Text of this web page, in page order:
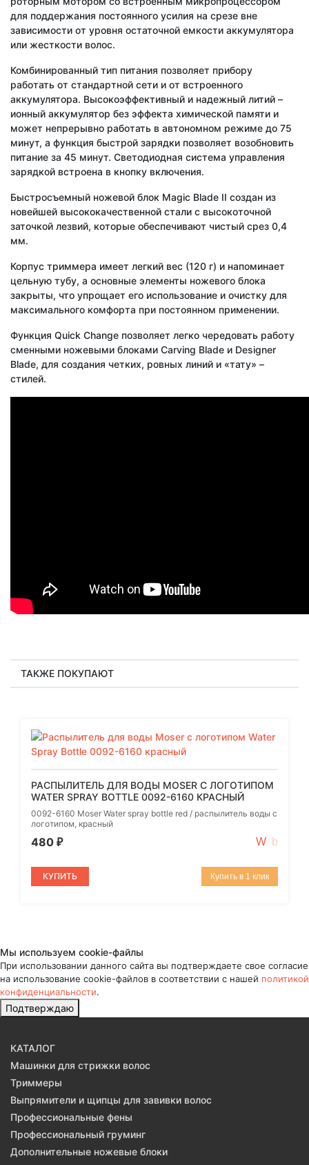
для поддержания постоянного усилия на срезе вне
зависимости от уровня остаточной емкости аккумулятора
или жесткости волос.
Комбинированный тип питания позволяет прибору
работать от стандартной сети и от встроенного
аккумулятора. Высокоэффективный и надежный литий –
ионный аккумулятор без эффекта химической памяти и
может непрерывно работать в автономном режиме до 75
минут, а функция быстрой зарядки позволяет возобновить
питание за 45 минут. Светодиодная система управления
зарядкой встроена в кнопку включения.
Быстросъемный ножевой блок Magic Blade II создан из
новейшей высококачественной стали с высокоточной
заточкой лезвий, которые обеспечивают чистый срез 0,4
мм.
Корпус триммера имеет легкий вес (120 г) и напоминает
цельную тубу, а основные элементы ножевого блока
закрыты, что упрощает его использование и очистку для
максимального комфорта при постоянном применении.
Функция Quick Change позволяет легко чередовать работу
сменными ножевыми блоками Carving Blade и Designer
Blade, для создания четких, ровных линий и «тату» –
стилей.
ТАКЖЕ ПОКУПАЮТ
РАСПЫЛИТЕЛЬ ДЛЯ ВОДЫ MOSER С ЛОГОТИПОМ
WATER SPRAY BOTTLE 0092-6160 КРАСНЫЙ
0092-6160 Moser Water spray bottle red / распылитель воды с
логотипом, красный
480 ₽
КУПИТЬ Купить в 1 клик
Мы используем cookie-файлы
При использовании данного сайта вы подтверждаете свое согласие
на использование cookie-файлов в соответствии с нашей политикой
конфиденциальности.
Подтверждаю
КАТАЛОГ
Машинки для стрижки волос
Триммеры
Выпрямители и щипцы для завивки волос
Профессиональные фены
Профессиональный груминг
Дополнительные ножевые блоки